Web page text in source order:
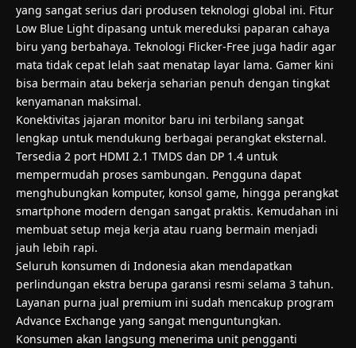
yang sangat serius dari produsen teknologi global ini. Fitur
Low Blue Light dipasang untuk mereduksi paparan cahaya
biru yang berbahaya. Teknologi Flicker-Free juga hadir agar
mata tidak cepat lelah saat menatap layar lama. Gamer kini
bisa bermain atau bekerja seharian penuh dengan tingkat
kenyamanan maksimal.
Konektivitas jajaran monitor baru ini terbilang sangat
lengkap untuk mendukung berbagai perangkat eksternal.
Tersedia 2 port HDMI 2.1 TMDS dan DP 1.4 untuk
mempermudah proses sambungan. Pengguna dapat
menghubungkan komputer, konsol game, hingga perangkat
smartphone modern dengan sangat praktis. Kemudahan ini
membuat setup meja kerja atau ruang bermain menjadi
jauh lebih rapi.
Seluruh konsumen di Indonesia akan mendapatkan
perlindungan ekstra berupa garansi resmi selama 3 tahun.
Layanan purna jual premium ini sudah mencakup program
Advance Exchange yang sangat menguntungkan.
Konsumen akan langsung menerima unit pengganti